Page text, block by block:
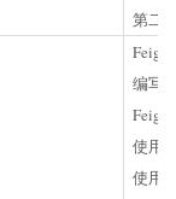
第二
Feign
编写
Feign
使用
使用